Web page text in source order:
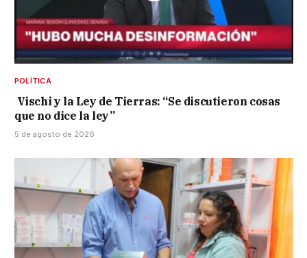
POLÍTICA
Vischi y la Ley de Tierras: “Se discutieron cosas
que no dice la ley”
5 de agosto de 2026